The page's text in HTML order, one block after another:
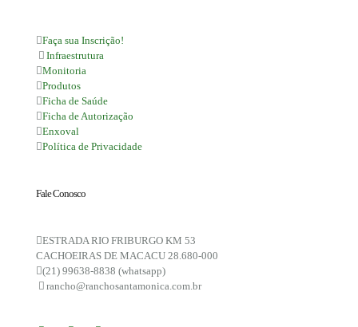
Faça sua Inscrição!
Infraestrutura
Monitoria
Produtos
Ficha de Saúde
Ficha de Autorização
Enxoval
Política de Privacidade
Fale Conosco
ESTRADA RIO FRIBURGO KM 53
CACHOEIRAS DE MACACU 28.680-000
(21) 99638-8838 (whatsapp)
rancho@ranchosantamonica.com.br